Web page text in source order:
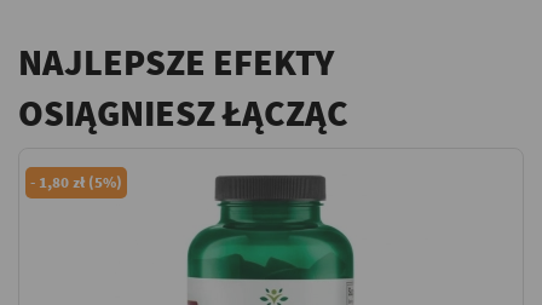
NAJLEPSZE EFEKTY
OSIĄGNIESZ ŁĄCZĄC
- 1,80 zł (5%)